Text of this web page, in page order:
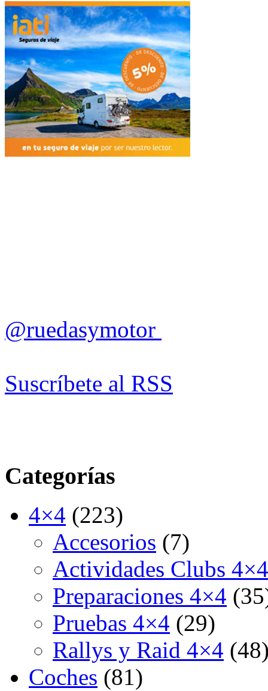
@ruedasymotor
Suscríbete al RSS
Categorías
4×4 (223)
Accesorios (7)
Actividades Clubs 4×4
Preparaciones 4×4
Pruebas 4×4 (29)
Rallys y Raid 4×4
Coches (81)